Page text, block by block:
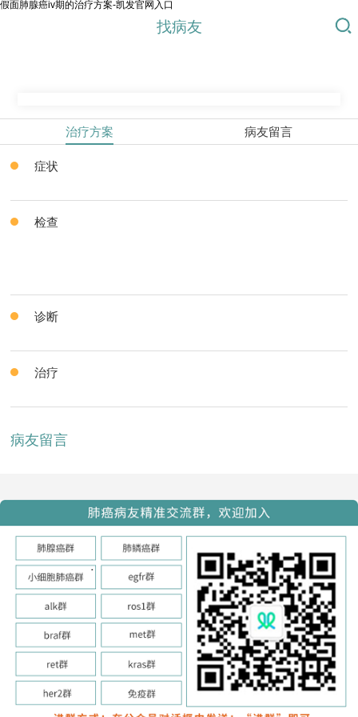
假面肺腺癌iv期的治疗方案-凯发官网入口
找病友
治疗方案 病友留言
症状
检查
诊断
治疗
病友留言